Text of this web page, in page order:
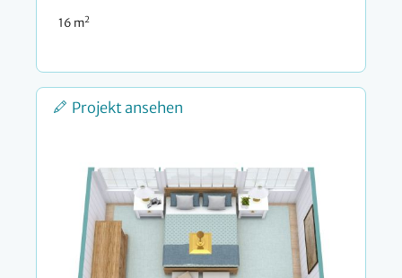
16 m2
Projekt ansehen